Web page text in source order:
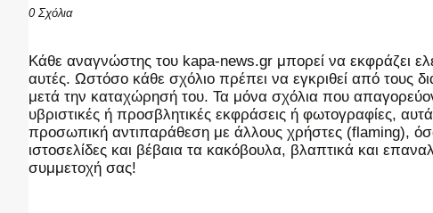
0 Σχόλια
Kάθε αναγνώστης του kapa-news.gr μπορεί να εκφράζει
αυτές. Ωστόσο κάθε σχόλιο πρέπει να εγκριθεί από τους
μετά την καταχώρησή του. Τα μόνα σχόλια που
υβριστικές ή προσβλητικές εκφράσεις ή φωτογραφίες,
προσωπική αντιπαράθεση με άλλους χρήστες (flaming), όσα
ιστοσελίδες και βέβαια τα κακόβουλα, βλαπτικά και
συμμετοχή σας!